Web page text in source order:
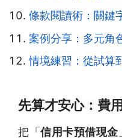
條款閱讀術：關鍵
案例分享：多元角
情境練習：從試算
先算才安心：費
把「 信用卡預借現金